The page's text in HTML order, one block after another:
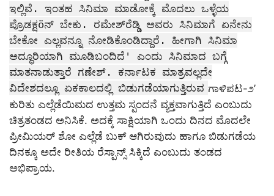
ಇಲ್ಲಿವೆ. ಇಂತಹ ಸಿನಿಮಾ ಮಾಡೋಕ್ಕೆ ಮೊದಲು ಒಳ್ಳೆಯ
ಪ್ರೊಡಕ್ಷöನ್ ಬೇಕು. ರಮೇಶ್‌ರೆಡ್ಡಿ ಅವರು ಸಿನಿಮಾಗೆ ಏನೇನು
ಬೇಕೋ ಎಲ್ಲವನ್ನೂ ನೋಡಿಕೊಂಡಿದ್ದಾರೆ. ಹೀಗಾಗಿ ಸಿನಿಮಾ
ಅದ್ಧೂರಿಯಾಗಿ ಮೂಡಿಬಂದಿದೆ' ಎಂದು ಸಿನಿಮಾದ ಬಗ್ಗೆ
ಮಾತನಾಡುತ್ತಾರೆ ಗಣೇಶ್. ಕರ್ನಾಟಕ ಮಾತ್ರವಲ್ಲದೇ
ವಿದೇಶದಲ್ಲೂ ಏಕಕಾಲದಲ್ಲಿ ಬಿಡುಗಡೆಯಾಗುತ್ತಿರುವ ಗಾಳಿಪಟ-೨’
ಕುರಿತು ಎಲ್ಲೆಡೆಯಿಮದ ಉತ್ತಮ ಸ್ಪಂದನೆ ವ್ಯಕ್ತವಾಗುತ್ತಿದೆ ಎಂಬುದು
ಚಿತ್ರತಂಡದ ಅನಿಸಿಕೆ. ಅದಕ್ಕೆ ಸಾಕ್ಷಿಯಾಗಿ ಒಂದು ದಿನದ ಮೊದಲೇ
ಪ್ರೀಮಿಯರ್ ಶೋ ಎಲ್ಲೆಡೆ ಬುಕ್ ಆಗಿರುವುದು ಹಾಗೂ ಬಿಡುಗಡೆಯ
ದಿನಕ್ಕೂ ಅದೇ ರೀತಿಯ ರೆಸ್ಪಾನ್ಸ್ ಸಿಕ್ಕಿದೆ ಎಂಬುದು ತಂಡದ
ಅಭಿಪ್ರಾಯ.